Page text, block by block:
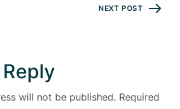
NEXT POST
will not be published. Required